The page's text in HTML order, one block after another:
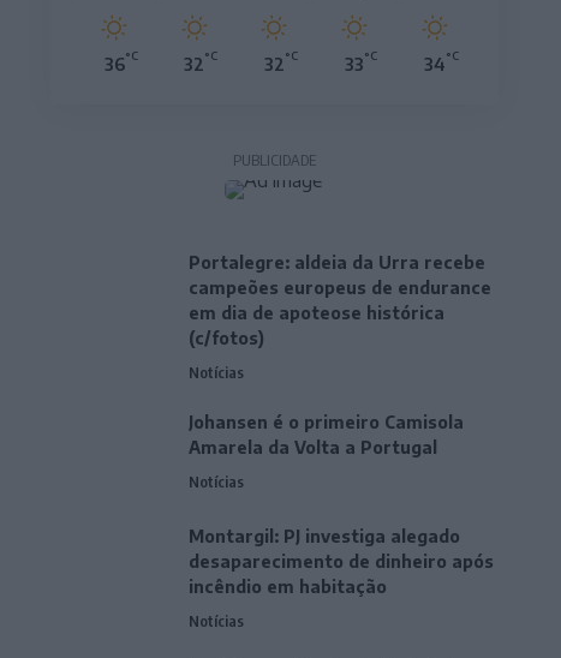
36°C 32°C 32°C 33°C 34°C
PUBLICIDADE
Portalegre: aldeia da Urra recebe
campeões europeus de endurance
em dia de apoteose histórica
(c/fotos)
Notícias
Johansen é o primeiro Camisola
Amarela da Volta a Portugal
Notícias
Montargil: PJ investiga alegado
desaparecimento de dinheiro após
incêndio em habitação
Notícias